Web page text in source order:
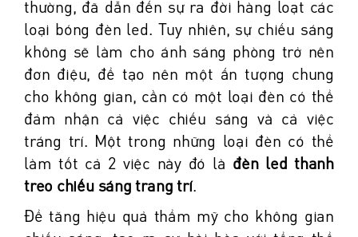
thường, đã dẫn đến sự ra đời hàng loạt các
loại bóng đèn led. Tuy nhiên, sự chiếu sáng
không sẽ làm cho ánh sáng phòng trở nên
đơn điệu, để tạo nên một ấn tượng chung
cho không gian, cần có một loại đèn có thể
đảm nhận cả việc chiếu sáng và cả việc
tráng trí. Một trong những loại đèn có thể
làm tốt cả 2 việc này đó là đèn led thanh
treo chiếu sáng trang trí.
Để tăng hiệu quả thẩm mỹ cho không gian